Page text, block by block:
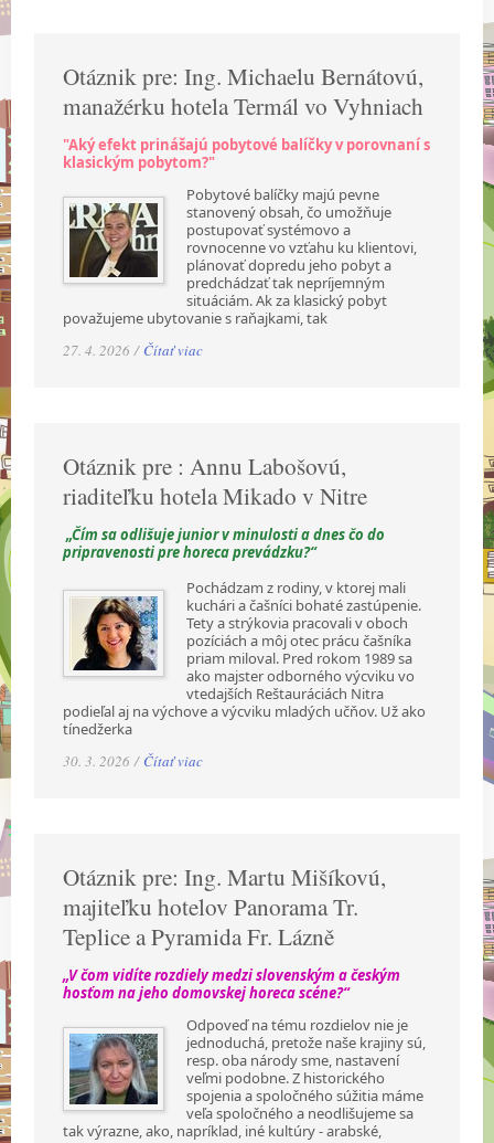
Otáznik pre: Ing. Michaelu Bernátovú,
manažérku hotela Termál vo Vyhniach
"Aký efekt prinášajú pobytové balíčky v porovnaní s
klasickým pobytom?"
Pobytové balíčky majú pevne
stanovený obsah, čo umožňuje
postupovať systémovo a
rovnocenne vo vzťahu ku klientovi,
plánovať dopredu jeho pobyt a
predchádzať tak nepríjemným
situáciám. Ak za klasický pobyt
považujeme ubytovanie s raňajkami, tak
27. 4. 2026 / Čítať viac
Otáznik pre : Annu Labošovú,
riaditeľku hotela Mikado v Nitre
„Čím sa odlišuje junior v minulosti a dnes čo do
pripravenosti pre horeca prevádzku?“
Pochádzam z rodiny, v ktorej mali
kuchári a čašníci bohaté zastúpenie.
Tety a strýkovia pracovali v oboch
pozíciách a môj otec prácu čašníka
priam miloval. Pred rokom 1989 sa
ako majster odborného výcviku vo
vtedajších Reštauráciách Nitra
podieľal aj na výchove a výcviku mladých učňov. Už ako
tínedžerka
30. 3. 2026 / Čítať viac
Otáznik pre: Ing. Martu Mišíkovú,
majiteľku hotelov Panorama Tr.
Teplice a Pyramida Fr. Lázně
„V čom vidíte rozdiely medzi slovenským a českým
hosťom na jeho domovskej horeca scéne?“
Odpoveď na tému rozdielov nie je
jednoduchá, pretože naše krajiny sú,
resp. oba národy sme, nastavení
veľmi podobne. Z historického
spojenia a spoločného súžitia máme
veľa spoločného a neodlišujeme sa
tak výrazne, ako, napríklad, iné kultúry - arabské,